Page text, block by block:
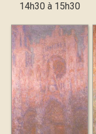
14h30 à 15h30